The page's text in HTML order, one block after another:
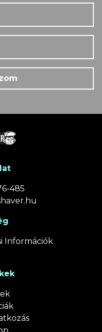
485
Információk